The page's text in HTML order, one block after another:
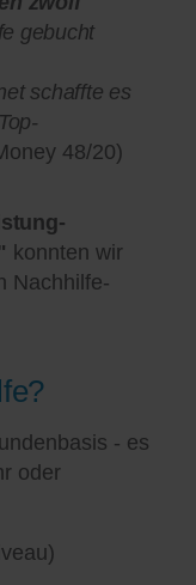
gebucht
schaffte es
48/20)
konnten wir
Nachhilfe-
- es
oder